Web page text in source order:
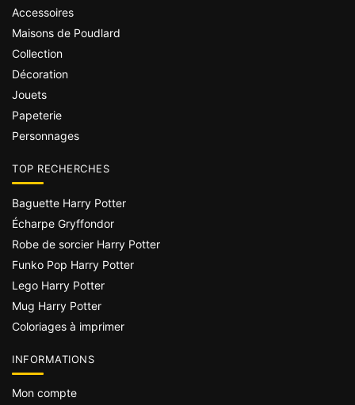
Accessoires
Maisons de Poudlard
Collection
Décoration
Jouets
Papeterie
Personnages
TOP RECHERCHES
Baguette Harry Potter
Écharpe Gryffondor
Robe de sorcier Harry Potter
Funko Pop Harry Potter
Lego Harry Potter
Mug Harry Potter
Coloriages à imprimer
INFORMATIONS
Mon compte